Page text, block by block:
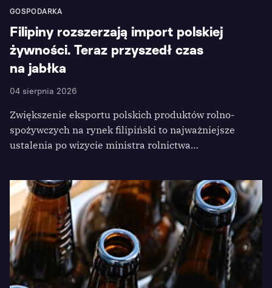
GOSPODARKA
Filipiny rozszerzają import polskiej
żywności. Teraz przyszedł czas
na jabłka
04 sierpnia 2026
Zwiększenie eksportu polskich produktów rolno-
spożywczych na rynek filipiński to najważniejsze
ustalenia po wizycie ministra rolnictwa…